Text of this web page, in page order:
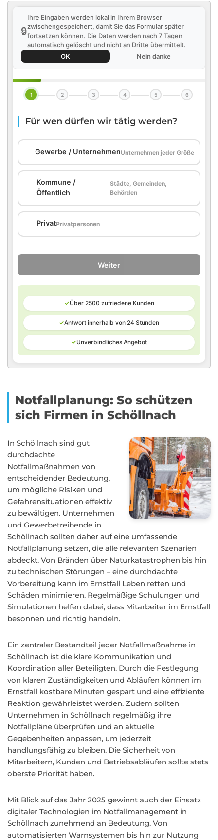
🔒
Ihre Eingaben werden lokal in Ihrem Browser
zwischengespeichert, damit Sie das Formular später
fortsetzen können. Die Daten werden nach 7 Tagen
automatisch gelöscht und nicht an Dritte übermittelt.
OK
Nein danke
1 2 3 4 5 6
Für wen dürfen wir tätig werden?
Gewerbe / UnternehmenUnternehmen jeder Größe
Kommune /
Öffentlich
Städte, Gemeinden,
Behörden
PrivatPrivatpersonen
Weiter
✓Über 2500 zufriedene Kunden
✓Antwort innerhalb von 24 Stunden
✓Unverbindliches Angebot
Notfallplanung: So schützen
sich Firmen in Schöllnach
In Schöllnach sind gut
durchdachte
Notfallmaßnahmen von
entscheidender Bedeutung,
um mögliche Risiken und
Gefahrensituationen effektiv
zu bewältigen. Unternehmen
und Gewerbetreibende in
Schöllnach sollten daher auf eine umfassende
Notfallplanung setzen, die alle relevanten Szenarien
abdeckt. Von Bränden über Naturkatastrophen bis hin
zu technischen Störungen – eine durchdachte
Vorbereitung kann im Ernstfall Leben retten und
Schäden minimieren. Regelmäßige Schulungen und
Simulationen helfen dabei, dass Mitarbeiter im Ernstfall
besonnen und richtig handeln.
Ein zentraler Bestandteil jeder Notfallmaßnahme in
Schöllnach ist die klare Kommunikation und
Koordination aller Beteiligten. Durch die Festlegung
von klaren Zuständigkeiten und Abläufen können im
Ernstfall kostbare Minuten gespart und eine effiziente
Reaktion gewährleistet werden. Zudem sollten
Unternehmen in Schöllnach regelmäßig ihre
Notfallpläne überprüfen und an aktuelle
Gegebenheiten anpassen, um jederzeit
handlungsfähig zu bleiben. Die Sicherheit von
Mitarbeitern, Kunden und Betriebsabläufen sollte stets
oberste Priorität haben.
Mit Blick auf das Jahr 2025 gewinnt auch der Einsatz
digitaler Technologien im Notfallmanagement in
Schöllnach zunehmend an Bedeutung. Von
automatisierten Warnsystemen bis hin zur Nutzung